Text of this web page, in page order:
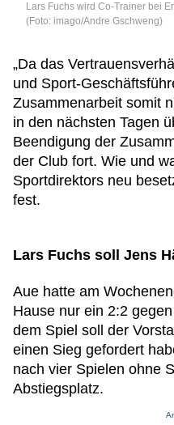
Lars Fuchs wird Co-Trainer bei
(Foto: imago/Andre Gschweng)
„Da das
und Sport-
Zusammenarbeit somit
in den nächsten Tagen
Beendigung der
der Club fort. Wie und
Sportdirektors neu
fest.
Lars Fuchs soll Jens
Aue hatte am
Hause nur ein 2:2
dem Spiel soll der
einen Sieg gefordert
nach vier Spielen ohne
Abstiegsplatz.